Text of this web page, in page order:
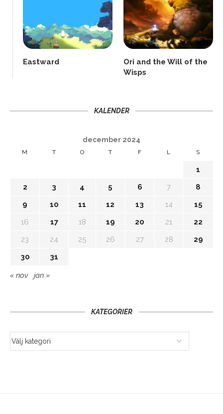
Eastward
Ori and the Will of the
Wisps
KALENDER
december 2024
M T O T F L S
1
2
3 4 5 6 7
8
9
10 11 12 13 14
15
16
17 18 19 20 21
22
23
24 25 26 27 28
29
30
31
« nov jan »
KATEGORIER